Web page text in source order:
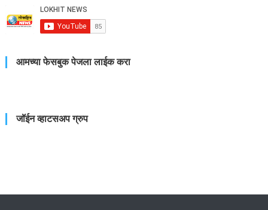
आमच्या फेसबुक पेजला लाईक करा
जॉईन व्हाटसअप ग्रुप